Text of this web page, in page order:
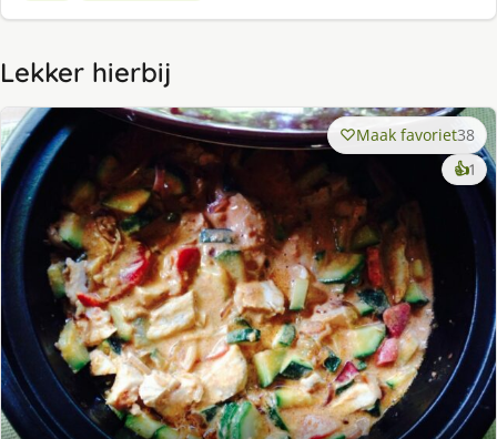
Lekker hierbij
Maak favoriet38
👍1